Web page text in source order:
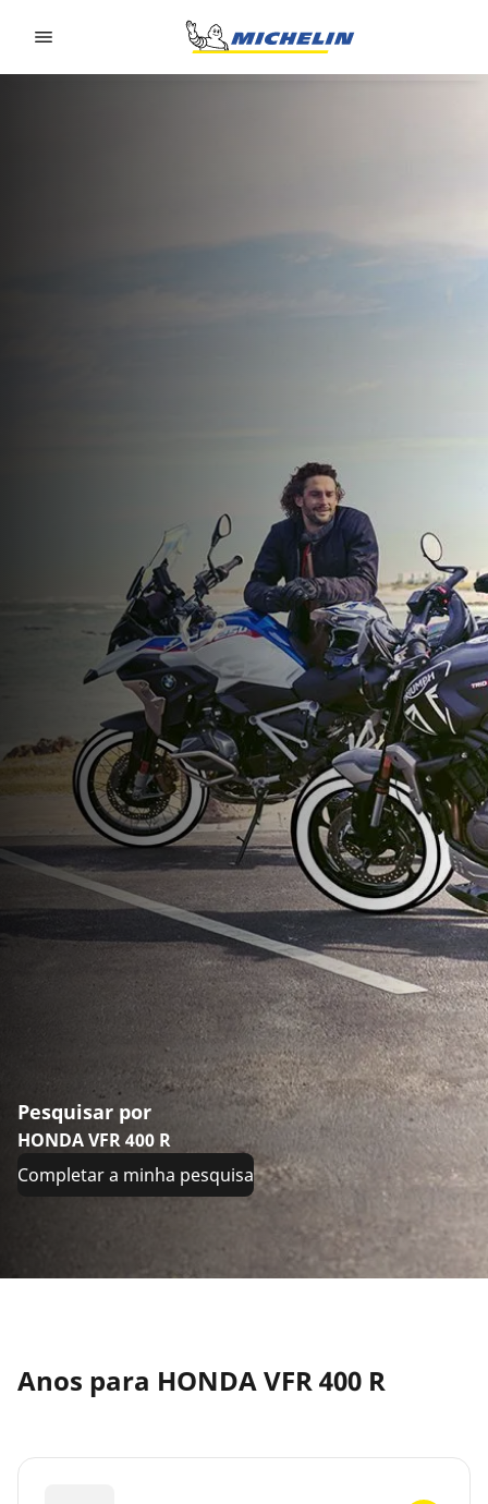
Pesquisar por
HONDA VFR 400 R
Completar a minha pesquisa
Anos para HONDA VFR 400 R